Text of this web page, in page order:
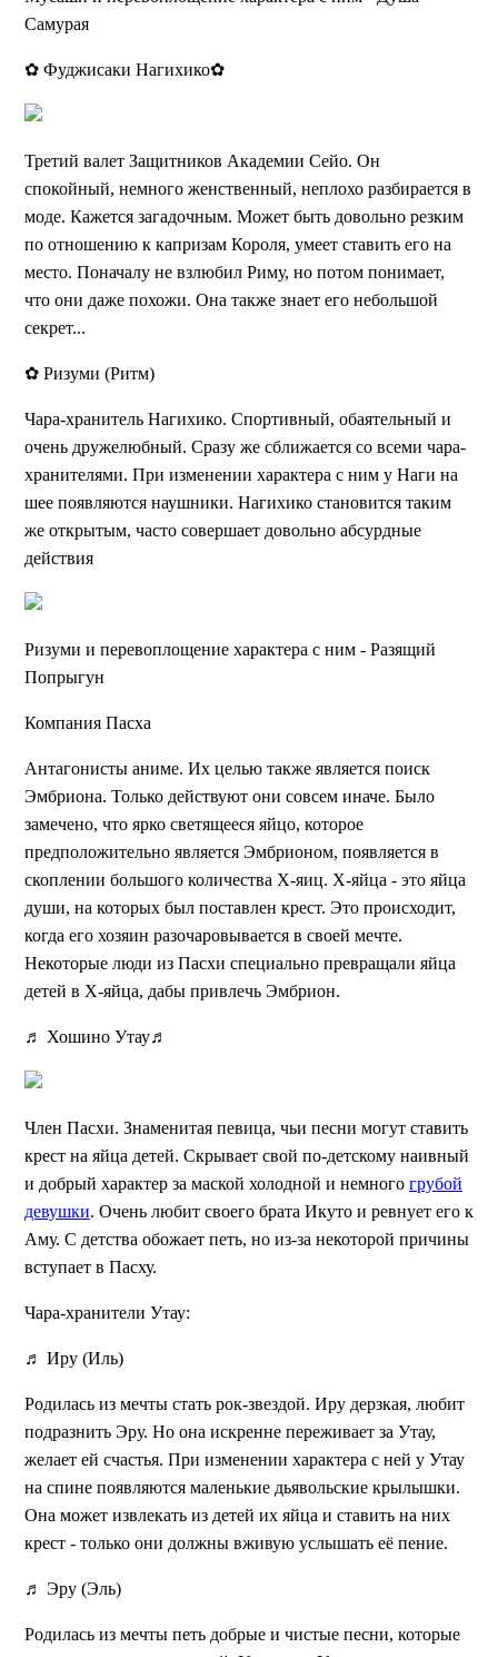
Самурая
✿ Фуджисаки Нагихико✿
Третий валет Защитников Академии Сейо. Он
спокойный, немного женственный, неплохо разбирается в
моде. Кажется загадочным. Может быть довольно резким
по отношению к капризам Короля, умеет ставить его на
место. Поначалу не взлюбил Риму, но потом понимает,
что они даже похожи. Она также знает его небольшой
секрет...
✿ Ризуми (Ритм)
Чара-хранитель Нагихико. Спортивный, обаятельный и
очень дружелюбный. Сразу же сближается со всеми чара-
хранителями. При изменении характера с ним у Наги на
шее появляются наушники. Нагихико становится таким
же открытым, часто совершает довольно абсурдные
действия
Ризуми и перевоплощение характера с ним - Разящий
Попрыгун
Компания Пасха
Антагонисты аниме. Их целью также является поиск
Эмбриона. Только действуют они совсем иначе. Было
замечено, что ярко светящееся яйцо, которое
предположительно является Эмбрионом, появляется в
скоплении большого количества Х-яиц. Х-яйца - это яйца
души, на которых был поставлен крест. Это происходит,
когда его хозяин разочаровывается в своей мечте.
Некоторые люди из Пасхи специально превращали яйца
детей в Х-яйца, дабы привлечь Эмбрион.
♬ Хошино Утау♬
Член Пасхи. Знаменитая певица, чьи песни могут ставить
крест на яйца детей. Скрывает свой по-детскому наивный
и добрый характер за маской холодной и немного грубой
девушки. Очень любит своего брата Икуто и ревнует его к
Аму. С детства обожает петь, но из-за некоторой причины
вступает в Пасху.
Чара-хранители Утау:
♬ Иру (Иль)
Родилась из мечты стать рок-звездой. Иру дерзкая, любит
подразнить Эру. Но она искренне переживает за Утау,
желает ей счастья. При изменении характера с ней у Утау
на спине появляются маленькие дьявольские крылышки.
Она может извлекать из детей их яйца и ставить на них
крест - только они должны вживую услышать её пение.
♬ Эру (Эль)
Родилась из мечты петь добрые и чистые песни, которые